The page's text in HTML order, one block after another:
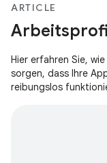
ARTICLE
Hier erfahren Sie,
sorgen, dass Ihre
reibungslos